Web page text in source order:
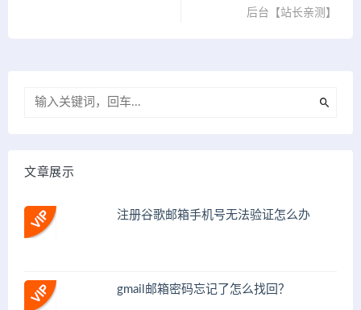
后台【站长亲测】
文章展示
注册谷歌邮箱手机号无法验证怎么办
gmail邮箱密码忘记了怎么找回？